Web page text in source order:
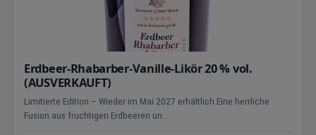
Erdbeer-Rhabarber-Vanille-Likör 20 % vol.
(AUSVERKAUFT)
Limitierte Edition – Wieder im Mai 2027 erhältlich Eine herrliche
Fusion aus fruchtigen Erdbeeren un…